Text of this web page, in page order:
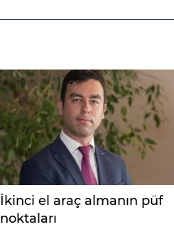
İkinci el araç almanın püf
noktaları